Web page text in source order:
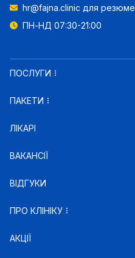
hr@fajna.clinic для резюме
ПН-НД 07:30-21:00
ПОСЛУГИ
ПАКЕТИ
ЛІКАРІ
ВАКАНСІЇ
ВІДГУКИ
ПРО КЛІНІКУ
АКЦІЇ